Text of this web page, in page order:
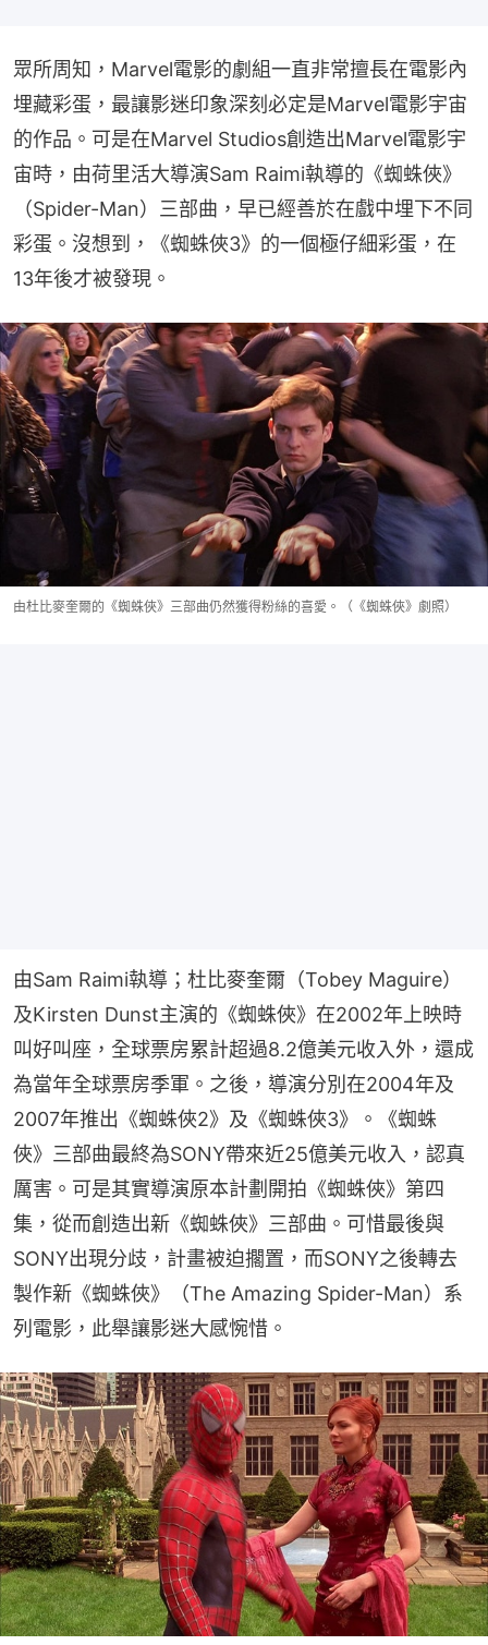
眾所周知，Marvel電影的劇組一直非常擅長在電影內
埋藏彩蛋，最讓影迷印象深刻必定是Marvel電影宇宙
的作品。可是在Marvel Studios創造出Marvel電影宇
宙時，由荷里活大導演Sam Raimi執導的《蜘蛛俠》
（Spider-Man）三部曲，早已經善於在戲中埋下不同
彩蛋。沒想到，《蜘蛛俠3》的一個極仔細彩蛋，在
13年後才被發現。
由杜比麥奎爾的《蜘蛛俠》三部曲仍然獲得粉絲的喜愛。（《蜘蛛俠》劇照）
由Sam Raimi執導；杜比麥奎爾（Tobey Maguire）
及Kirsten Dunst主演的《蜘蛛俠》在2002年上映時
叫好叫座，全球票房累計超過8.2億美元收入外，還成
為當年全球票房季軍。之後，導演分別在2004年及
2007年推出《蜘蛛俠2》及《蜘蛛俠3》。《蜘蛛
俠》三部曲最終為SONY帶來近25億美元收入，認真
厲害。可是其實導演原本計劃開拍《蜘蛛俠》第四
集，從而創造出新《蜘蛛俠》三部曲。可惜最後與
SONY出現分歧，計畫被迫擱置，而SONY之後轉去
製作新《蜘蛛俠》（The Amazing Spider-Man）系
列電影，此舉讓影迷大感惋惜。